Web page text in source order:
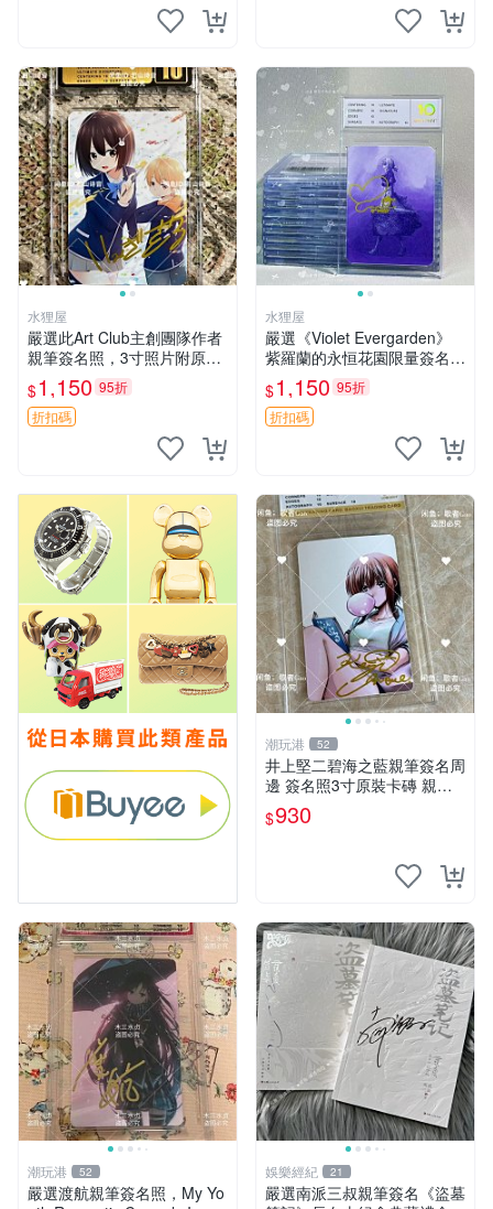
水狸屋
嚴選此Art Club主創團隊作者
親筆簽名照，3寸照片附原裝
卡磚。收藏級面簽照，適合藝
術愛好者收藏與展示。 3寸
簽名 照片
$1,150 95折
折扣碼
水狸屋
嚴選《Violet Evergarden》
紫羅蘭的永恒花園限量簽名
卡，3寸帶原裝卡磚 日本中古
收藏推薦 薇爾莉特 曜佳奈 筆
記本
$1,150 95折
折扣碼
潮玩港 52
井上堅二碧海之藍親筆簽名周
邊 簽名照3寸原裝卡磚 親
筆、收藏、簽名照
$930
潮玩港 52
嚴選渡航親筆簽名照，My Yo
娛樂經紀 21
嚴選南派三叔親筆簽名《盜墓